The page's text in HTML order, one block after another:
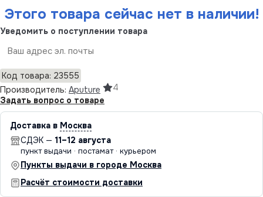
Этого товара сейчас нет в наличии!
Уведомить о поступлении товара
Код товара: 23555
Производитель: Aputure
4
Задать вопрос о товаре
Доставка в Москва
СДЭК — 11–12 августа
пункт выдачи · постамат · курьером
Пункты выдачи в городе Москва
Расчёт стоимости доставки